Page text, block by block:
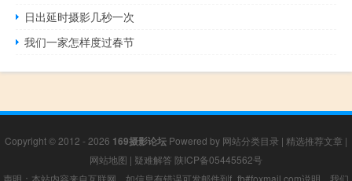
日出延时摄影几秒一次
我们一家怎样度过春节
Copyright © 2012 - 2026 169摄影论坛 Powered by 网站分类目录 | 精选推荐文章 |
网站地图 | 疑难解答 陕ICP备05445562号
声明：本站内容来自互联网，如信息有错误可发邮件到f_fb#foxmail.com说明，我们